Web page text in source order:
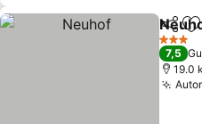
Teilen
3 Sterne
7,5
19.0